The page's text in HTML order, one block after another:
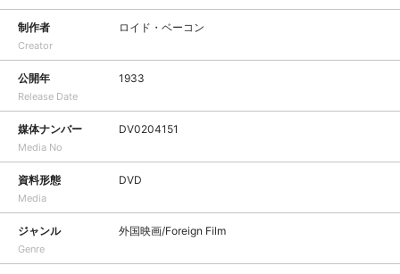
制作者
Creator
ロイド・ベーコン
公開年
Release Date
1933
媒体ナンバー
Media No
DV0204151
資料形態
Media
DVD
ジャンル
Genre
外国映画/Foreign Film